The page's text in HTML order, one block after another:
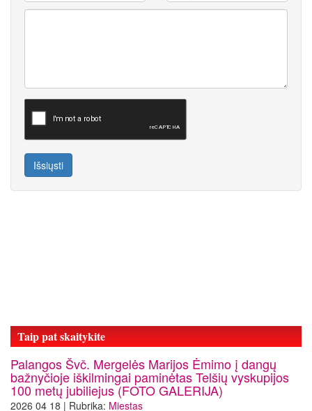
Išsiųsti
Taip pat skaitykite
Palangos Švč. Mergelės Marijos Ėmimo į dangų
bažnyčioje iškilmingai paminėtas Telšių vyskupijos
100 metų jubiliejus (FOTO GALERIJA)
2026 04 18 | Rubrika: Miestas